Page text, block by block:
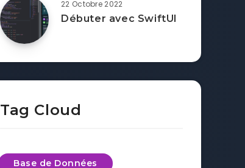
22 Octobre 2022
Débuter avec SwiftUI
Tag Cloud
Base de Données